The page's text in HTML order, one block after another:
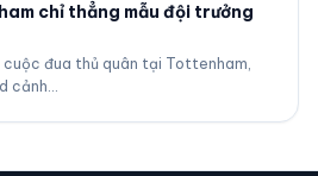
chỉ thẳng mẫu đội trưởng
cuộc đua thủ quân tại Tottenham,
cảnh…